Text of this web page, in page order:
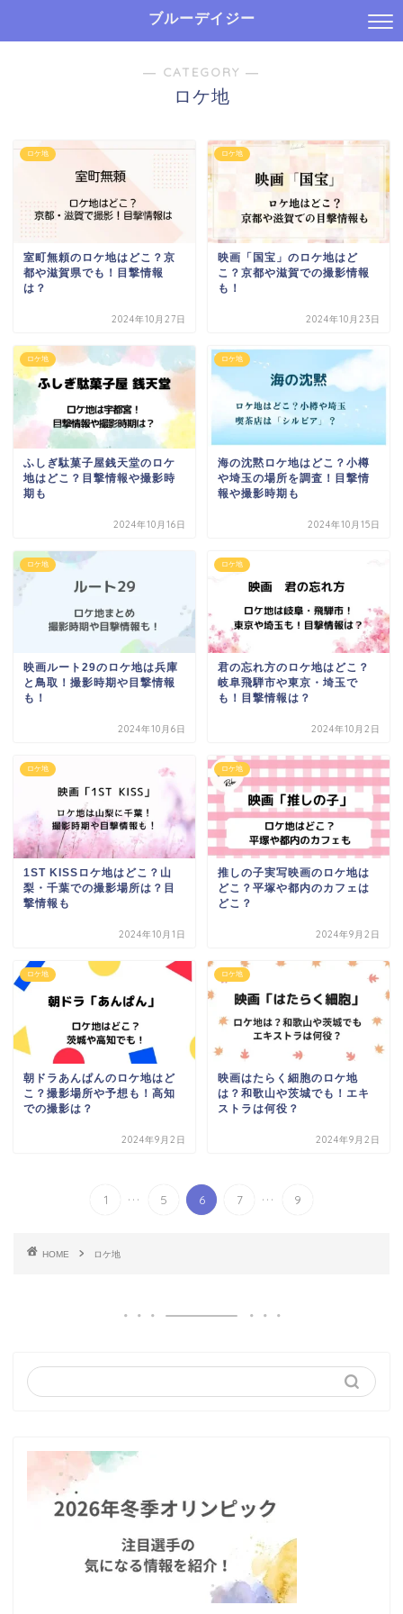
ブルーデイジー
― CATEGORY ―
ロケ地
ロケ地
室町無頼のロケ地はどこ？京
都や滋賀県でも！目撃情報
は？
2024年10月27日
ロケ地
映画「国宝」のロケ地はど
こ？京都や滋賀での撮影情報
も！
2024年10月23日
ロケ地
ふしぎ駄菓子屋銭天堂のロケ
地はどこ？目撃情報や撮影時
期も
2024年10月16日
ロケ地
海の沈黙ロケ地はどこ？小樽
や埼玉の場所を調査！目撃情
報や撮影時期も
2024年10月15日
ロケ地
映画ルート29のロケ地は兵庫
と鳥取！撮影時期や目撃情報
も！
2024年10月6日
ロケ地
君の忘れ方のロケ地はどこ？
岐阜飛騨市や東京・埼玉で
も！目撃情報は？
2024年10月2日
ロケ地
1ST KISSロケ地はどこ？山
梨・千葉での撮影場所は？目
撃情報も
2024年10月1日
ロケ地
推しの子実写映画のロケ地は
どこ？平塚や都内のカフェは
どこ？
2024年9月2日
ロケ地
朝ドラあんぱんのロケ地はど
こ？撮影場所や予想も！高知
での撮影は？
2024年9月2日
ロケ地
映画はたらく細胞のロケ地
は？和歌山や茨城でも！エキ
ストラは何役？
2024年9月2日
1 ... 5 6 7 ... 9
HOME ロケ地